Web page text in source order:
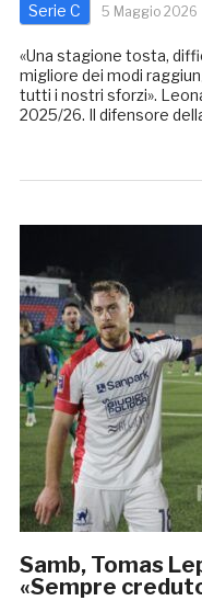
Serie C 5 Maggio 2026
«Una stagione tosta,
migliore dei modi
tutti i nostri sforzi».
2025/26. Il difensore
Samb, Tomas
«Sempre